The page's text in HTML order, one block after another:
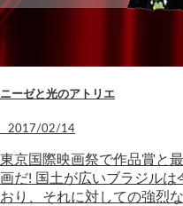
ニーゼと光のアトリエ
2017/02/14
東京国際映画祭で作品賞と
画だ! 国土が広いブラジル
おり、それに対しての強烈